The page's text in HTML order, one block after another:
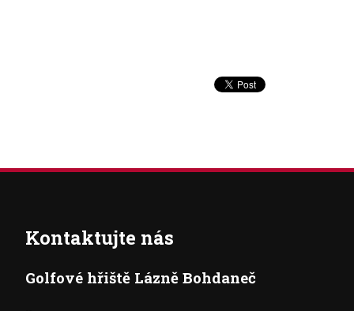
Kontaktujte nás
Golfové hřiště Lázně Bohdaneč